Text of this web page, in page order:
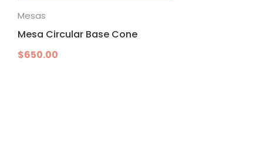
Mesas
Mesa Circular Base Cone
$650.00